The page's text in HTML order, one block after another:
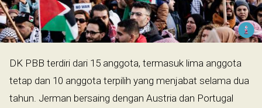
DK PBB terdiri dari 15 anggota, termasuk lima anggota
tetap dan 10 anggota terpilih yang menjabat selama dua
tahun. Jerman bersaing dengan Austria dan Portugal